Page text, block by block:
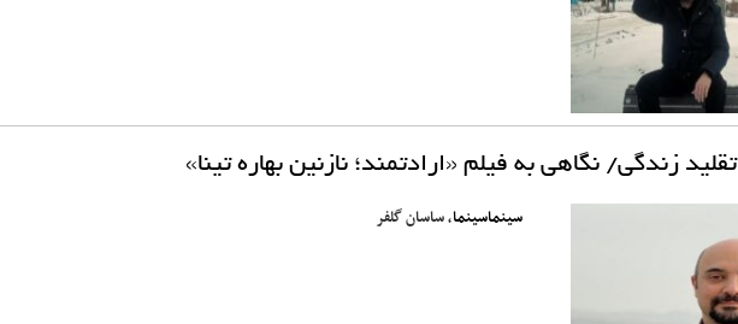
تقلید زندگی/ نگاهی به فیلم «ارادتمند؛ نازنین بهاره تینا»
سینماسینما، ساسان گلفر